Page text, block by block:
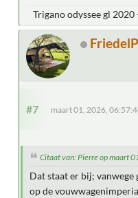
Trigano odyssee gl
FriedelP
#7 maart 01, 2026,
Citaat van: Pierre op maart
Dat staat er bij; vanwege
op de